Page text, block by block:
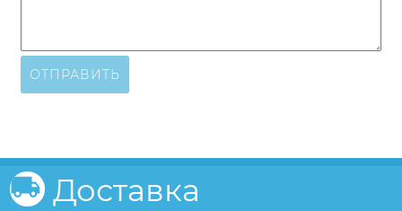
ОТПРАВИТЬ
Доставка